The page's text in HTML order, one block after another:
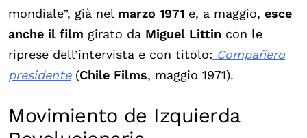
mondiale”, già nel marzo 1971 e, a maggio, esce
anche il film girato da Miguel Littin con le
riprese dell’intervista e con titolo: Compañero
presidente(Chile Films, maggio 1971).
Movimiento de Izquierda